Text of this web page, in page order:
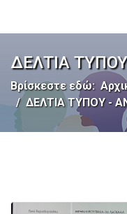
ΔΕΛΤΙΑ
Βρίσκεστε εδώ:
ΔΕΛΤΙΑ ΤΥΠΟΥ -